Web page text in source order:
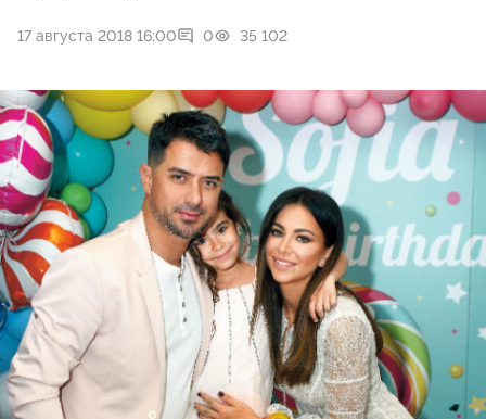
17 августа 2018 16:00 0 35 102